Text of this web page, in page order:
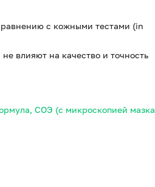
с кожными тестами (in
влияют на качество и точность
СОЭ (с микроскопией мазка